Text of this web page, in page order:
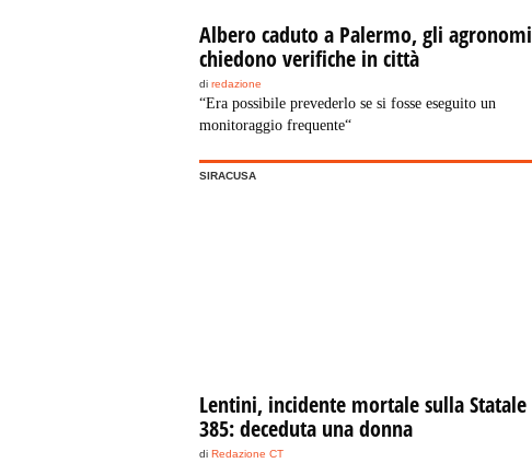
Albero caduto a Palermo, gli agronomi
chiedono verifiche in città
di redazione
“Era possibile prevederlo se si fosse eseguito un
monitoraggio frequente“
SIRACUSA
Lentini, incidente mortale sulla Statale
385: deceduta una donna
di Redazione CT